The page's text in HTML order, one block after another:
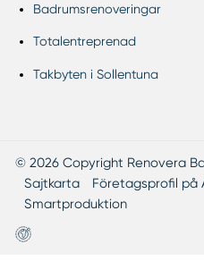
Badrumsrenoveringar
Totalentreprenad
Takbyten i Sollentuna
© 2026 Copyright Renovera
Sajtkarta
Företagsprofil på
Smartproduktion